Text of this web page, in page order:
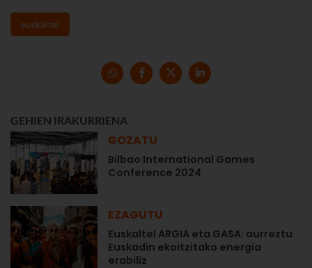
euskaltel
GEHIEN IRAKURRIENA
GOZATU
Bilbao International Games
Conference 2024
EZAGUTU
Euskaltel ARGIA eta GASA: aurreztu
Euskadin ekoitzitako energia
erabiliz